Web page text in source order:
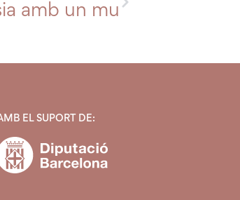
amb un mural a Santa
EL SUPORT DE: